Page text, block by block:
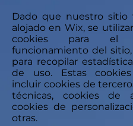
Dado que nuestro sitio
alojado en Wix, se
cookies para el
funcionamiento del
para recopilar
de uso. Estas
incluir cookies de
técnicas, cookies de
cookies de
otras.